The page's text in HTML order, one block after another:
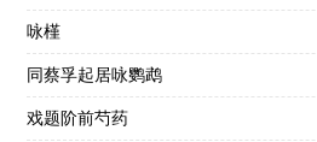
咏槿
同蔡孚起居咏鹦鹉
戏题阶前芍药